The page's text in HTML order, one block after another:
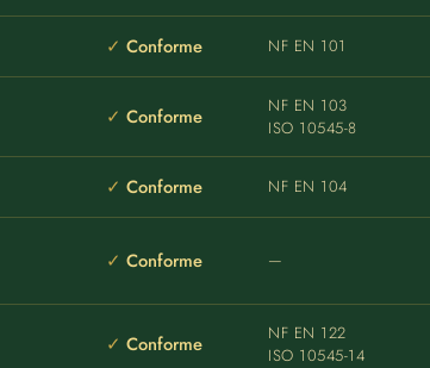
Conforme NF EN 101
Conforme
NF EN 103
ISO 10545-8
Conforme NF EN 104
Conforme —
Conforme
NF EN 122
ISO 10545-14